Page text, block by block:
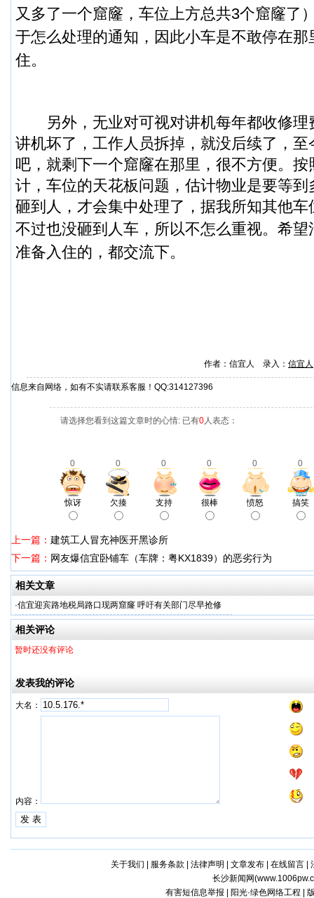
又多了一个窟窿，车位上方总共3个窟窿了
于怎么处理的通知，因此小车是不敢停在
住。
另外，无业对可视对讲机每年都收修理
讲机坏了，工作人员拆掉，就没后续了，
吧，就剩下一个窟窿在那里，很不方便。
计，车位的天花板问题，估计物业是要等
砸到人，才会集中处理了，据我所知其他
不过也没砸到人车，所以不怎么重视。 希望
准备入住的，都交流下。
作者：信宜人 录入： 信宜人
信息来自网络，如有不实请联系客服！QQ:314127396
请选择您看到这篇文章时的心情: 已有0人表态：
0 0 0 0 0 0
惊讶 欠揍 支持 很棒 愤怒 搞笑
上一篇： 建筑工人冒充神医开黑诊所
下一篇： 网友爆信宜卧铺车（车牌：粤KX1839）的恶劣行为
相关文章
·信宜迎宾路地税局路口现两窟窿 呼吁有关部门尽早抢修
相关评论
暂时还没有评论
发表我的评论
大名：
内容：
关于我们 服务条款 法律声明 文章发布| 在线留言|
长沙新闻网(
有害短信息举报 | 阳光·绿色网络工程 |